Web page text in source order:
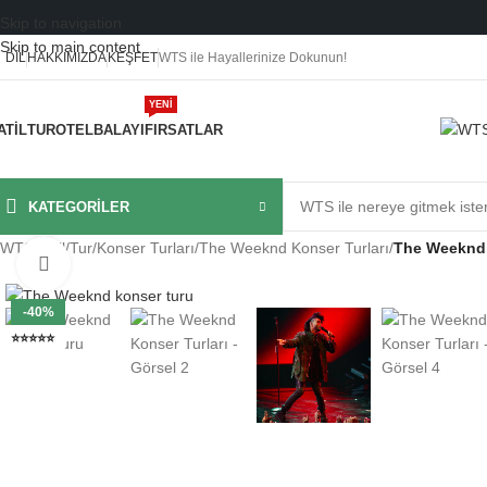
Skip to main content
DILHAKKIMIZDAKEŞFETWTS ile Hayallerinize Dokunun!
TUROTELBALAYIFIRSATLAR
YENI
KATEGORILER
WTS Tatil/Tur/Konser Turları/The Weeknd Konser Turları/The
-40%
⭐⭐⭐⭐⭐
Video İzle